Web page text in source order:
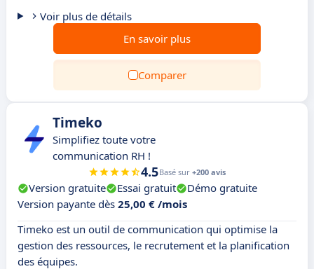
Voir plus de détails
En savoir plus
Comparer
Timeko
Simplifiez toute votre
communication RH !
4.5Basé sur +200 avis
Version gratuite Essai gratuit
Démo gratuite
Version payante dès 25,00 € /mois
Timeko est un outil de communication qui optimise la
gestion des ressources, le recrutement et la planification
des équipes.